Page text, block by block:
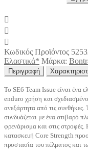
Κωδικός Προϊόντος
Ελαστικά* Μάρκα:
Περιγραφή
Το SE6 Team Issue είναι ένα
enduro χρήση και
ανεξάρτητα από τις
συνδυάζεται με ένα στιβαρό
φρενάρισμα και στις
κατασκευή Core Strength
προστασία του πέλματος και